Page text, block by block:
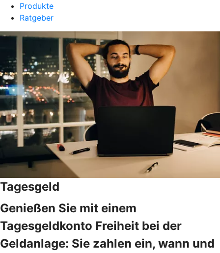
Produkte
Ratgeber
Tagesgeld
Genießen Sie mit einem
Tagesgeldkonto Freiheit bei der
Geldanlage: Sie zahlen ein, wann und